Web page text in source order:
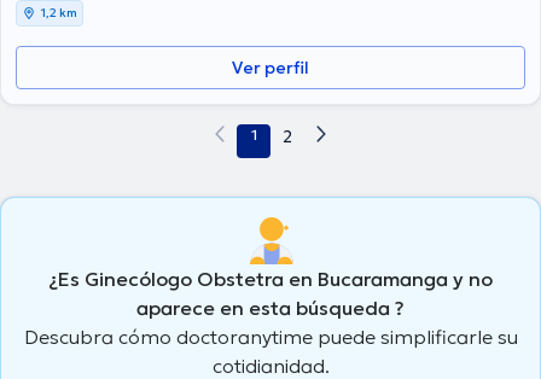
1,2 km
Ver perfil
1 2
¿Es Ginecólogo Obstetra en Bucaramanga y no
aparece en esta búsqueda ?
Descubra cómo doctoranytime puede simplificarle su
cotidianidad.